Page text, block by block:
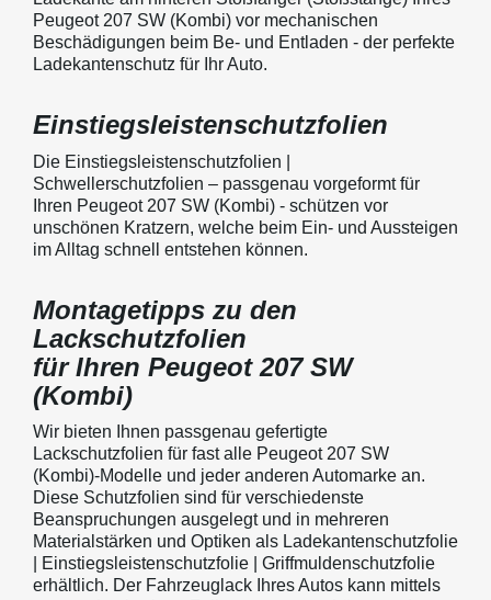
Peugeot 207 SW (Kombi) vor mechanischen
Beschädigungen beim Be- und Entladen - der perfekte
Ladekantenschutz für Ihr Auto.
Einstiegsleistenschutzfolien
Die Einstiegsleistenschutzfolien |
Schwellerschutzfolien – passgenau vorgeformt für
Ihren Peugeot 207 SW (Kombi) - schützen vor
unschönen Kratzern, welche beim Ein- und Aussteigen
im Alltag schnell entstehen können.
Montagetipps zu den
Lackschutzfolien
für Ihren Peugeot 207 SW
(Kombi)
Wir bieten Ihnen passgenau gefertigte
Lackschutzfolien für fast alle Peugeot 207 SW
(Kombi)-Modelle und jeder anderen Automarke an.
Diese Schutzfolien sind für verschiedenste
Beanspruchungen ausgelegt und in mehreren
Materialstärken und Optiken als Ladekantenschutzfolie
| Einstiegsleistenschutzfolie | Griffmuldenschutzfolie
erhältlich. Der Fahrzeuglack Ihres Autos kann mittels